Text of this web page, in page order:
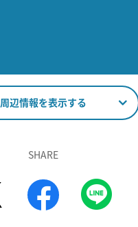
周辺情報を表示する
SHARE